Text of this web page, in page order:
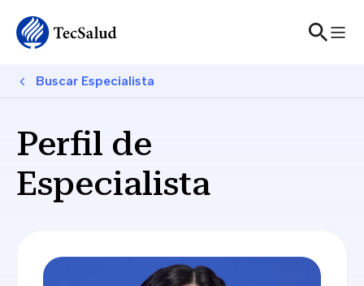
BreadcrumbBuscar Especialista
Perfil de
Especialista